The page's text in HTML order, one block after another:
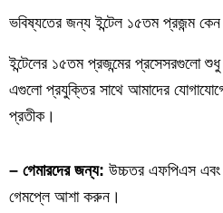
ভবিষ্যতের জন্য ইন্টেল ১৫তম প্রজন্ম
ইন্টেলের ১৫তম প্রজন্মের প্রসেসরগুলো
এগুলো প্রযুক্তির সাথে আমাদের
প্রতীক।
– গেমারদের জন্য: উচ্চতর এফপিএস এবং
গেমপ্লে আশা করুন।